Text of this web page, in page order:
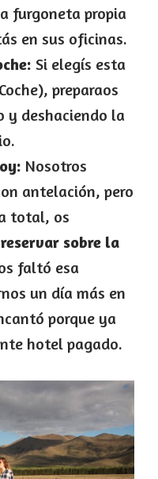
furgoneta propia
en sus oficinas.
Si elegís esta
preparaos
y deshaciendo la
Nosotros
antelación, pero
total, os
reservar sobre la
faltó esa
un día más en
porque ya
hotel pagado.